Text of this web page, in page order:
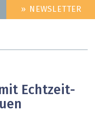
HEADER» NEWSLETTER
Echtzeit-